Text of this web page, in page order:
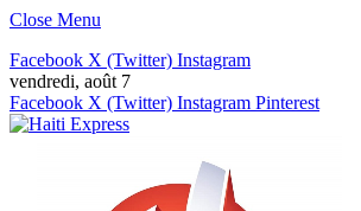
Close Menu
Facebook X (Twitter) Instagram
vendredi, août 7
Facebook X (Twitter) Instagram Pinterest